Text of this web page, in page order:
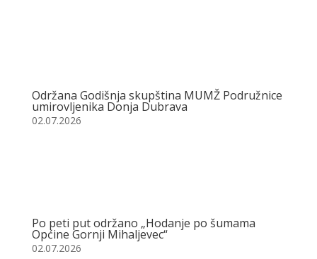
Održana Godišnja skupština MUMŽ Podružnice
umirovljenika Donja Dubrava
02.07.2026
Po peti put održano „Hodanje po šumama
Općine Gornji Mihaljevec“
02.07.2026